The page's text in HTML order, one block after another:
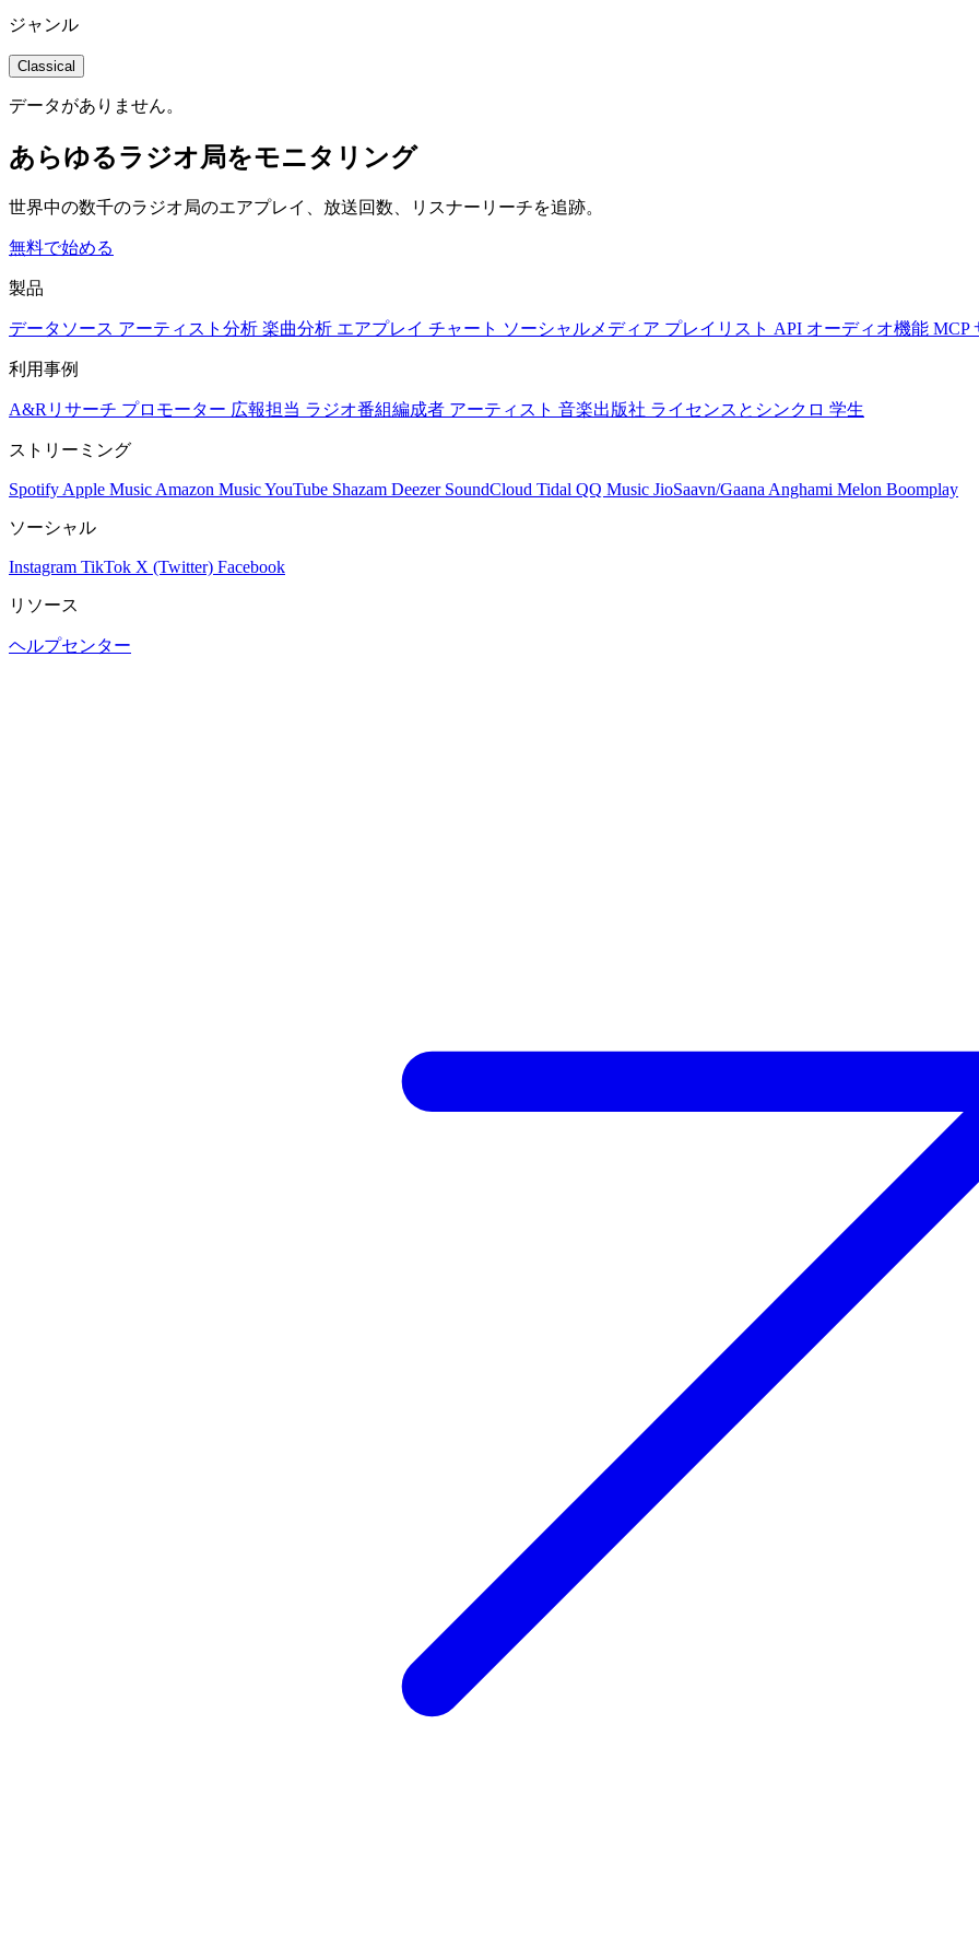
ジャンル
Classical
データがありません。
あらゆるラジオ局をモニタリング
世界中の数千のラジオ局のエアプレイ、放送回数、リスナーリーチを追跡。
無料で始める
製品
データソース アーティスト分析 楽曲分析 エアプレイ チャート ソーシャルメディア プレイリスト API オーディオ機能 MCP
利用事例
A&Rリサーチ プロモーター 広報担当 ラジオ番組編成者 アーティスト 音楽出版社 ライセンスとシンクロ 学生
ストリーミング
Spotify Apple Music Amazon MusicYouTube Shazam Deezer SoundCloud Tidal QQ Music JioSaavn/Gaana Anghami Melon Boomplay
ソーシャル
Instagram TikTok X (Twitter) Facebook
リソース
ヘルプセンター